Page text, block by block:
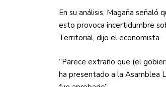
En su análisis, Magaña
esto provoca incertidumbre
Territorial, dijo el economista.
“Parece extraño que (el
ha presentado a la Asamblea